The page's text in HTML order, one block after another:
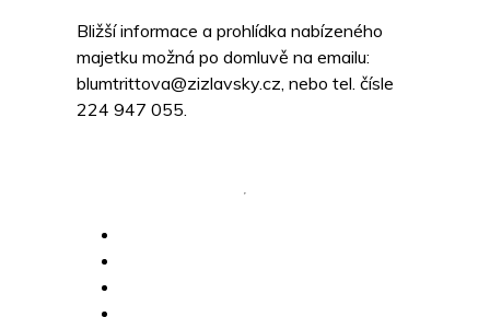
Bližší informace a prohlídka nabízeného
majetku možná po domluvě na emailu:
blumtrittova@zizlavsky.cz, nebo tel. čísle
224 947 055.